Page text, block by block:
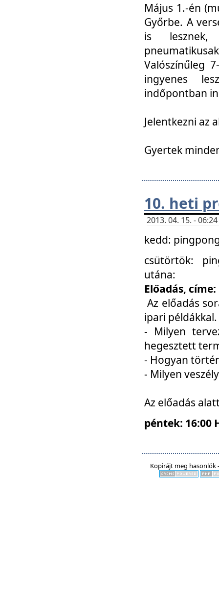
Május 1.-én
Győrbe. A
is lesznek,
Valószínűleg
ingyenes
indőpontban
Jelentkezni az
Gyertek
10. heti
2013. 04. 15. -
kedd:
csütörtök:
utána:
Előadás,
Az előadás
ipari
- Milyen
hegesztett
- Hogyan
- Milyen
Az előadás
péntek: 16:00
Kopirájt meg hasonlók